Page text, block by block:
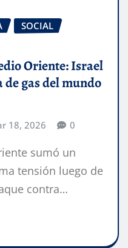
SOCIAL
Oriente: Israel
gas del mundo
18, 2026 0
sumó un
tensión luego de
contra…